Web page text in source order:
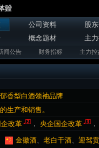
公司资料
股
概念题材 主
闻公告 财务指标 主力控
香型白酒领袖品牌
生产和销售。
企改革 ， 央企国企改革
金徽酒 老白干酒 迎驾